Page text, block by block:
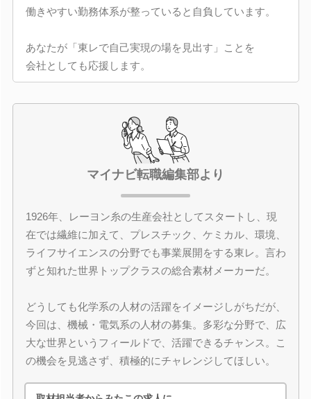
働きやすい勤務体系が整っていると自負しています。
あなたが「東レで自己実現の場を見出す」ことを
会社としても応援します。
マイナビ転職編集部より
1926年、レーヨン糸の生産会社としてスタートし、現
在では繊維に加えて、プレスチック、ケミカル、環境、
ライフサイエンスの分野でも事業展開をする東レ。言わ
ずと知れた世界トップクラスの総合素材メーカーだ。
どうしても化学系の人材の活躍をイメージしがちだが、
今回は、機械・電気系の人材の募集。多彩な分野で、広
大な世界というフィールドで、活躍できるチャンス。こ
の機会を見逃さず、積極的にチャレンジしてほしい。